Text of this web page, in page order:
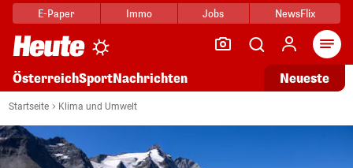
E-Paper Immo Jobs NewsFlix
ÖsterreichSportNachrichten Neueste
Startseite Klima und Umwelt